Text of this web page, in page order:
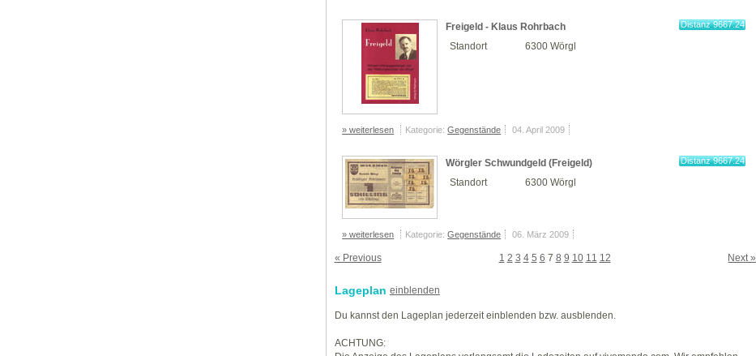
Freigeld - Klaus Rohrbach
Distanz 9667.24
Standort 6300 Wörgl
» weiterlesen Kategorie:Gegenstände 04. April 2009
Wörgler Schwundgeld (Freigeld)
Distanz 9667.24
Standort 6300 Wörgl
» weiterlesen Kategorie:Gegenstände 06. März 2009
« Previous Next »
1 2 3 4 5 6 7 8 9 10 11 12
Lageplan einblenden
Du kannst den Lageplan jederzeit einblenden bzw. ausblenden.
ACHTUNG: